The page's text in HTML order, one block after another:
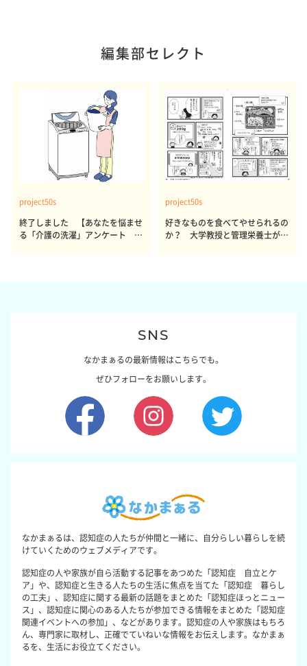
編集部セレクト
project50s
終了しました 【あなたを悩ませ
る「介護の洗濯」アンケート 体
project50s
好きなものを食べてやせられるの
か？ 大学教授と管理栄養士が出
SNS
なかまぁるの最新情報はこちらでも。
ぜひフォローをお願いします。
なかまぁるは、認知症の人たちが仲間と一緒に、自分らしい暮らしを続
けていくためのウェブメディアです。
認知症の人や家族が自ら活動する記事をあつめた「認知症 自立とケ
ア」や、認知症と生きる人たちの生活に焦点を当てた「認知症 暮らし
の工夫」、認知症に関する最新の話題をまとめた「認知症ほっとニュー
ス」、認知症に関心のある人たちが参加できる情報をまとめた「認知症
関連イベントへの参加」、などがあります。認知症の人や家族はもちろ
ん、専門家に取材し、正確でていねいな情報をお伝えします。なかまぁ
るを、生活にお役立てください。